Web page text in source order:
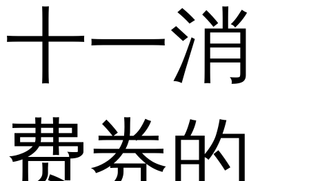
十一消
费券的